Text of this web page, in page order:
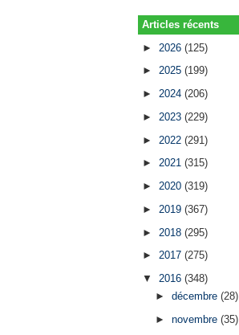
Articles récents
► 2026(125)
►2025(199)
►2024(206)
► 2023(229)
► 2022(291)
►2021(315)
►2020(319)
► 2019(367)
► 2018(295)
►2017(275)
▼2016(348)
► décembre (28)
► novembre (35)